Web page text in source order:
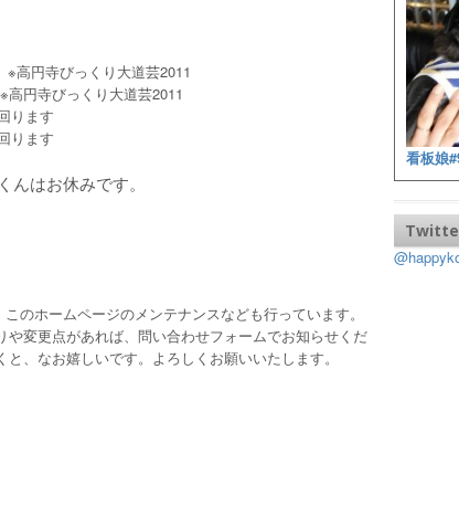
円寺びっくり大道芸2011
円寺びっくり大道芸2011
ります
ります
んはお休みです。
のホームページのメンテナンスなども行っています。
や変更点があれば、問い合わせフォームでお知らせくだ
、なお嬉しいです。よろしくお願いいたします。
看板娘